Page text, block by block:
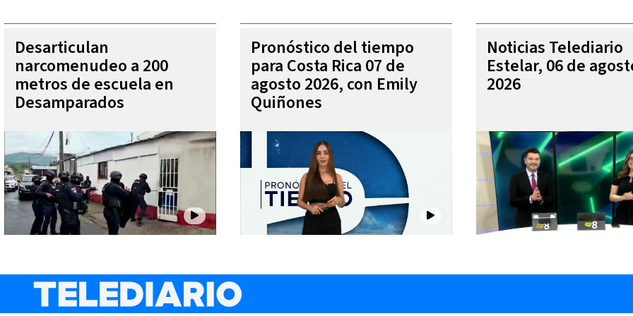
Desarticulan
narcomenudeo a 200
metros de escuela en
Desamparados
Pronóstico del tiempo
para Costa Rica 07 de
agosto 2026, con Emily
Quiñones
Noticias Telediario
Estelar, 06 de
2026